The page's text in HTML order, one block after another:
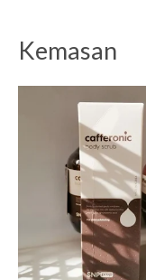
Kemasan